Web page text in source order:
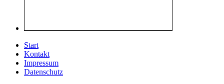
Start
Kontakt
Impressum
Datenschutz